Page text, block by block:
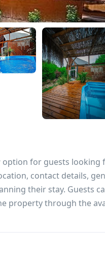
option for guests
contact details,
their stay. Guests
property through the